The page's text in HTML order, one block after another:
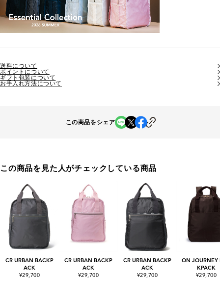
送料について
ポイントについて
ギフト包装について
お手入れ方法について
この商品をシェア
この商品を見た人がチェックしている商品
CR URBAN BACKP
ACK
¥29,700
CR URBAN BACKP
ACK
¥29,700
CR URBAN BACKP
ACK
¥29,700
ON JOURNEY
KPACK
¥29,700